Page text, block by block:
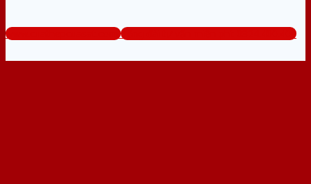
www.cuathepcuasat.com Tổng đài tư vấn miễn phí: 0824.400.400